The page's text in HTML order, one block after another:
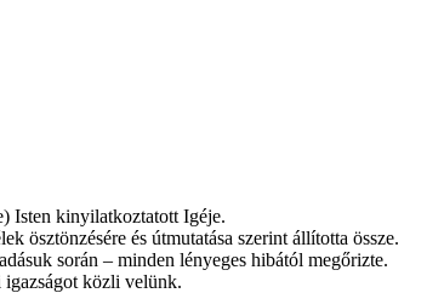
Isten kinyilatkoztatott Igéje.
ösztönzésére és útmutatása szerint állította össze.
során – minden lényeges hibától megőrizte.
igazságot közli velünk.